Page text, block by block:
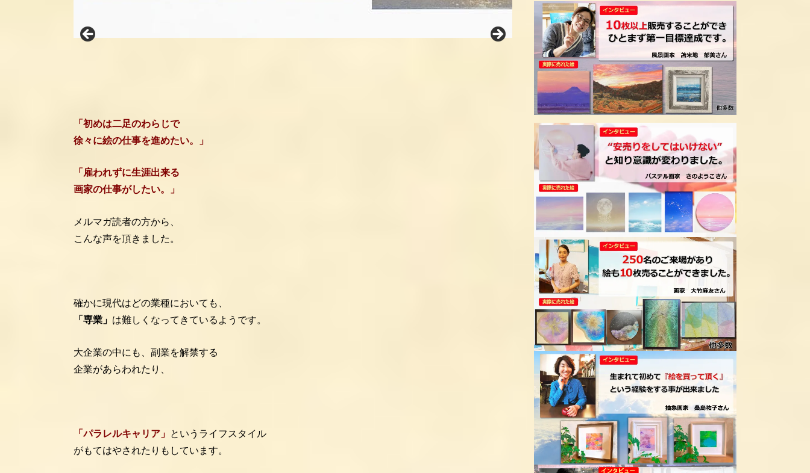
「初めは二足のわらじで
徐々に絵の仕事を進めたい。」
「雇われずに生涯出来る
画家の仕事がしたい。」
メルマガ読者の方から、
こんな声を頂きました。
確かに現代はどの業種においても、
「専業」 は難しくなってきているようです。
大企業の中にも、副業を解禁する
企業があらわれたり、
「パラレルキャリア」 というライフスタイル
がもてはやされたりもしています。